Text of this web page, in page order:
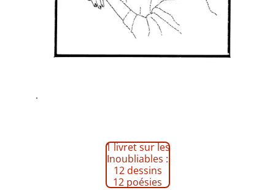
1 livret sur les
Inoubliables :
12 dessins
12 poésies